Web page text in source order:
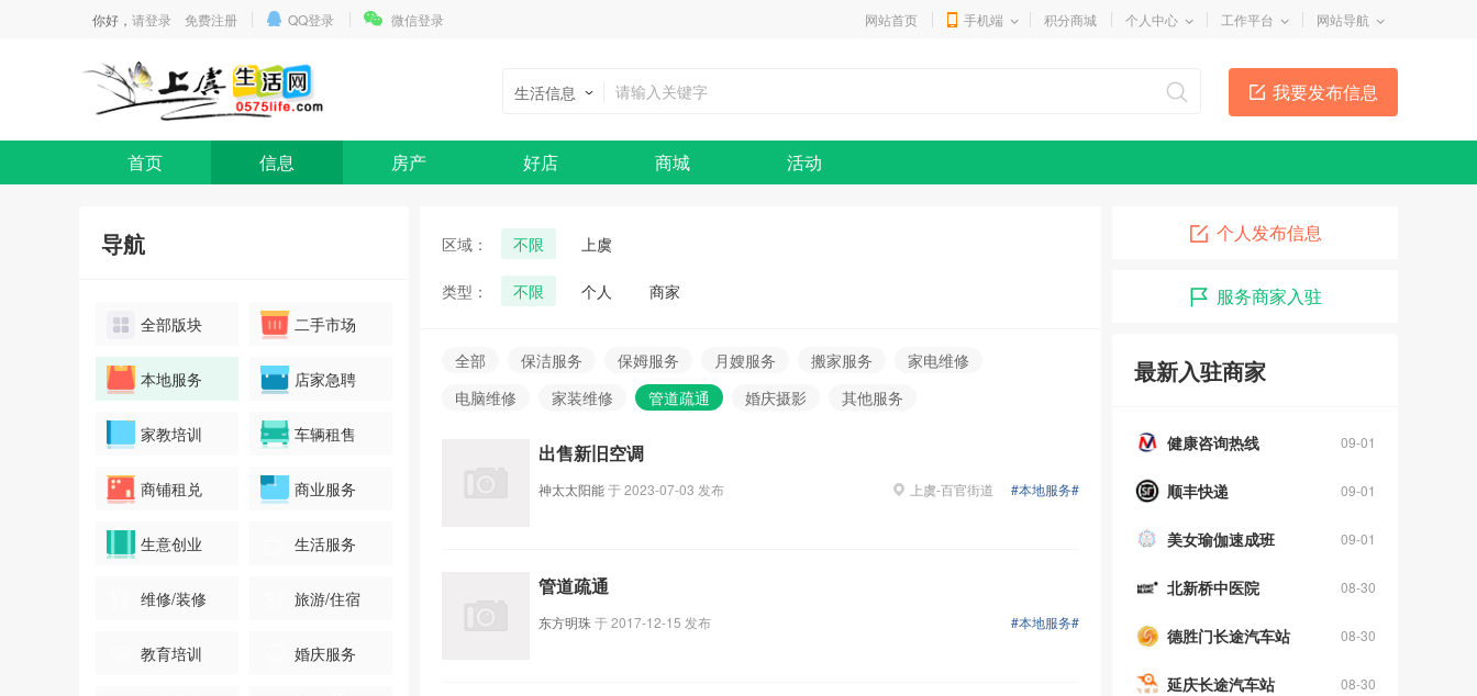
你好， 请登录 免费注册 QQ登录 微信登录 网站首页 手机端 积分商城 个人中心 工作平台 网站导航
我要发布信息
生活信息
首页 信息 房产 好店 商城 活动
导航
全部版块 二手市场
本地服务 店家急聘
家教培训 车辆租售
商铺租兑 商业服务
生意创业 生活服务
维修/装修 旅游/住宿
教育培训 婚庆服务
上海大众看车活动--同城最低
价,不要错过~
区域： 不限 上虞
类型： 不限 个人 商家
全部 保洁服务 保姆服务 月嫂服务 搬家服务
家电维修
电脑维修
家装维修 管道疏通 婚庆摄影 其他服务
出售新旧空调
神太太阳能于2023-07-03 发布 上虞-百官街道 #本地服务#
管道疏通
东方明珠 于2017-12-15 发布 #本地服务#
个人发布信息
服务商家入驻
最新入驻商家
24小时反扒
09-01
健康咨询热线
09-01
顺丰快递
09-01
美女瑜伽速成班
08-30
北新桥中医院
08-30
德胜门长途汽车站
08-30
延庆长途汽车站